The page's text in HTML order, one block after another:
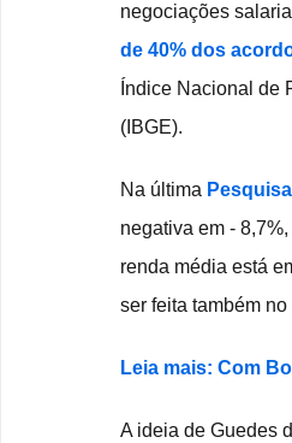
negociações
de 40% dos
Índice Nacional de
(IBGE).
Na última
negativa em -
renda média está
ser feita também
Leia mais: Com
A ideia de Guedes